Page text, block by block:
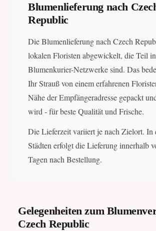
Blumenlieferung nach
Republic
Die Blumenlieferung nach Czech
lokalen Floristen abgewickelt, die Teil
Blumenkurier-Netzwerke sind. Das
Ihr Strauß von einem erfahrenen
Nähe der Empfängeradresse gepackt
wird - für beste Qualität und Frische.
Die Lieferzeit variiert je nach Zielort. In
Städten erfolgt die Lieferung innerhalb
Tagen nach Bestellung.
Gelegenheiten zum
Czech Republic